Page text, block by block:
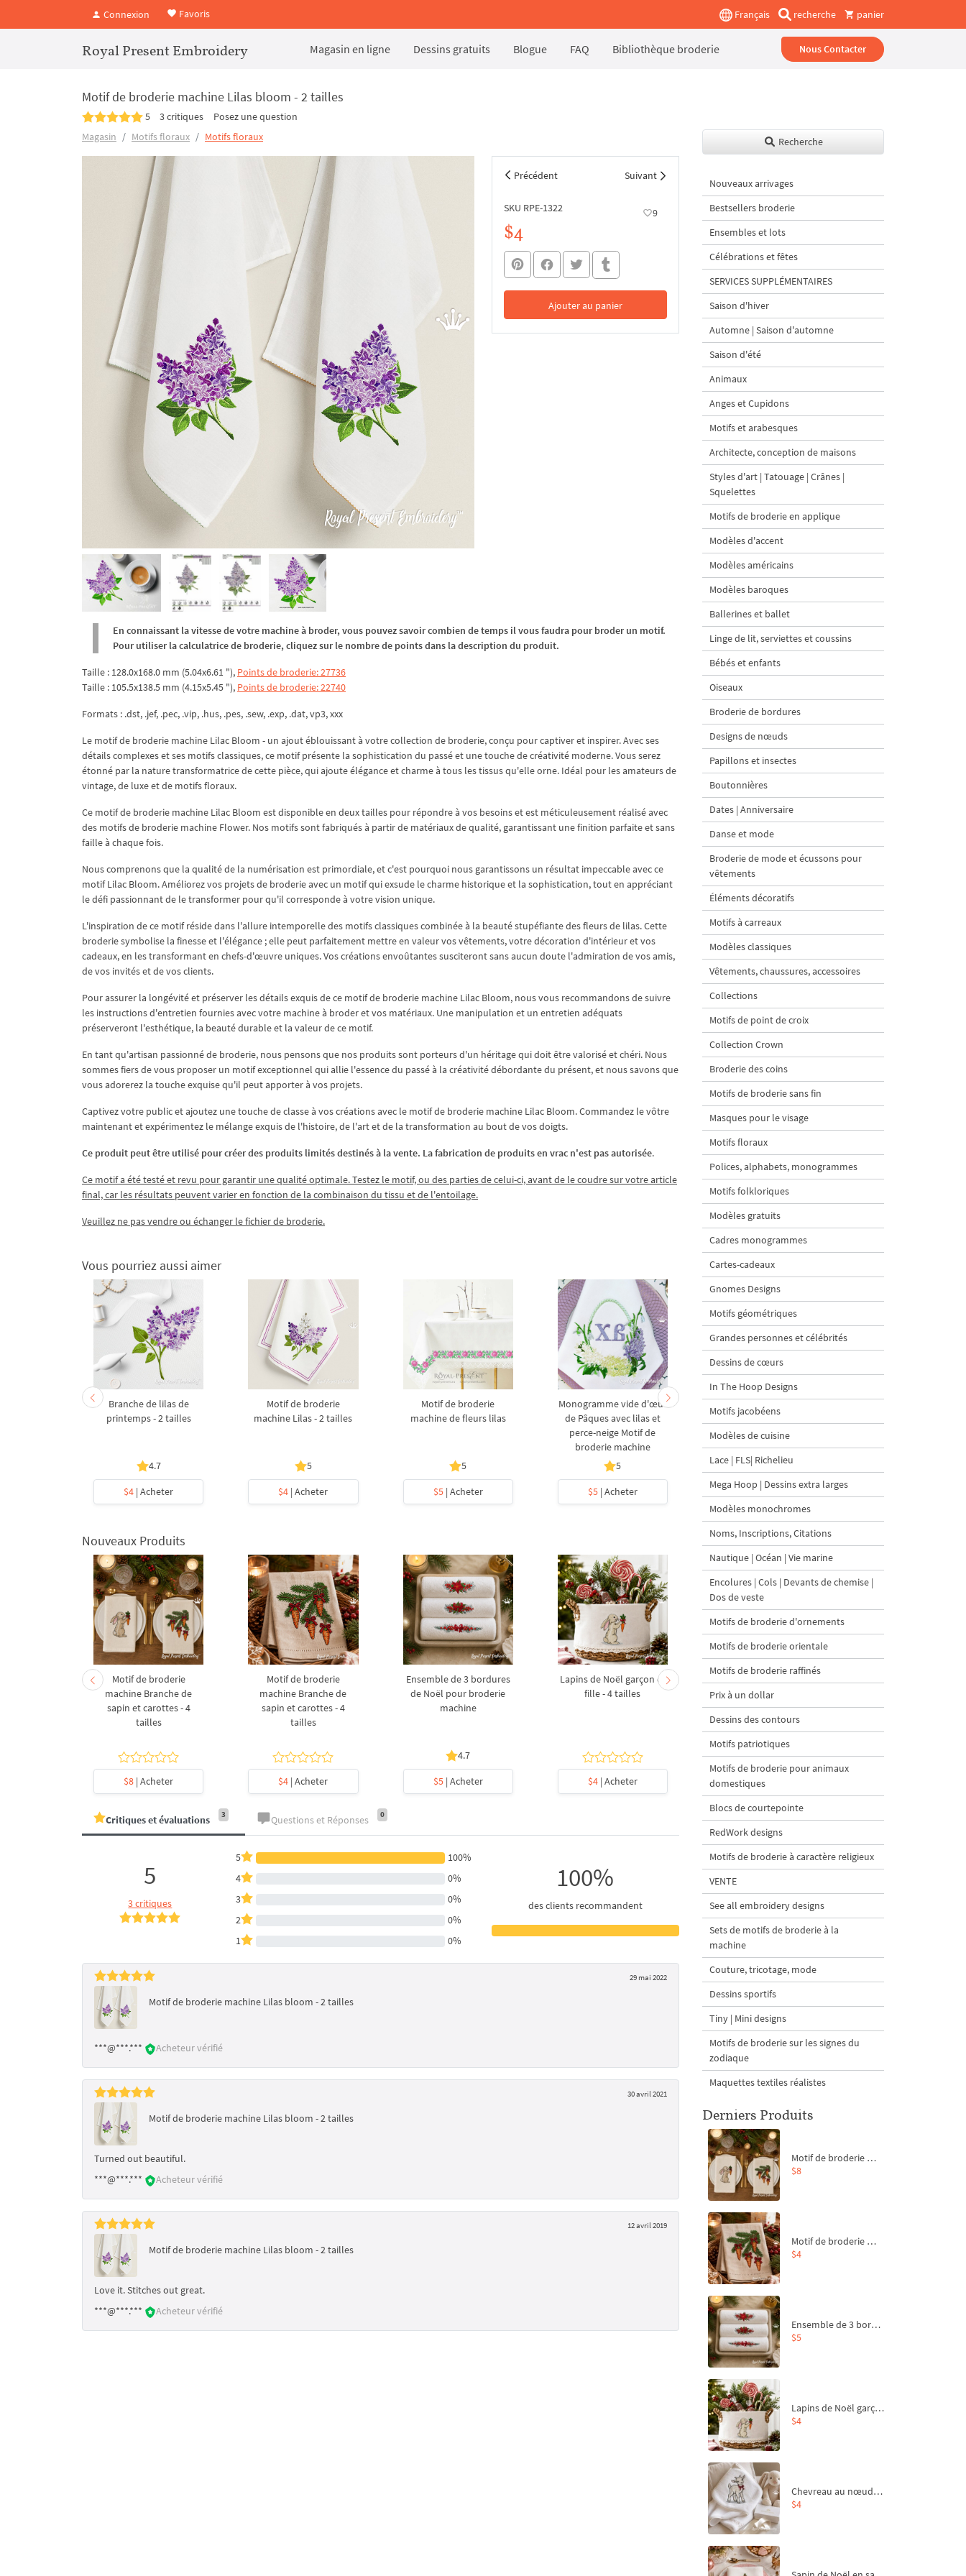
Connexion Favoris Français recherche panier
Royal Present Embroidery Magasin en ligne Dessins gratuits Blogue FAQ Bibliothèque broderie Nous Contacter
Motif de broderie machine Lilas bloom - 2 tailles
5 3 critiques
Posez une question
Magasin
Motifs floraux Motifs floraux
Précédent Suivant
SKU RPE-1322 9
$4
Ajouter au panier
Dans le panier
En connaissant la vitesse de votre machine à broder, vous pouvez savoir combien de temps il vous faudra pour broder un motif.
Pour utiliser la calculatrice de broderie, cliquez sur le nombre de points dans la description du produit.
Taille : 128.0x168.0 mm (5.04x6.61 "), Points de broderie: 27736
Taille : 105.5x138.5 mm (4.15x5.45 "), Points de broderie: 22740
Formats : .dst, .jef, .pec, .vip, .hus, .pes, .sew, .exp, .dat, vp3, xxx
Le motif de broderie machine Lilac Bloom - un ajout éblouissant à votre collection de broderie, conçu pour captiver et inspirer. Avec ses
détails complexes et ses motifs classiques, ce motif présente la sophistication du passé et une touche de créativité moderne. Vous serez
étonné par la nature transformatrice de cette pièce, qui ajoute élégance et charme à tous les tissus qu'elle orne. Idéal pour les amateurs de
vintage, de luxe et de motifs floraux.
Ce motif de broderie machine Lilac Bloom est disponible en deux tailles pour répondre à vos besoins et est méticuleusement réalisé avec
des motifs de broderie machine Flower. Nos motifs sont fabriqués à partir de matériaux de qualité, garantissant une finition parfaite et sans
faille à chaque fois.
Nous comprenons que la qualité de la numérisation est primordiale, et c'est pourquoi nous garantissons un résultat impeccable avec ce
motif Lilac Bloom. Améliorez vos projets de broderie avec un motif qui exsude le charme historique et la sophistication, tout en appréciant
le défi passionnant de le transformer pour qu'il corresponde à votre vision unique.
L'inspiration de ce motif réside dans l'allure intemporelle des motifs classiques combinée à la beauté stupéfiante des fleurs de lilas. Cette
broderie symbolise la finesse et l'élégance ; elle peut parfaitement mettre en valeur vos vêtements, votre décoration d'intérieur et vos
cadeaux, en les transformant en chefs-d'œuvre uniques. Vos créations envoûtantes susciteront sans aucun doute l'admiration de vos amis,
de vos invités et de vos clients.
Pour assurer la longévité et préserver les détails exquis de ce motif de broderie machine Lilac Bloom, nous vous recommandons de suivre
les instructions d'entretien fournies avec votre machine à broder et vos matériaux. Une manipulation et un entretien adéquats
préserveront l'esthétique, la beauté durable et la valeur de ce motif.
En tant qu'artisan passionné de broderie, nous pensons que nos produits sont porteurs d'un héritage qui doit être valorisé et chéri. Nous
sommes fiers de vous proposer un motif exceptionnel qui allie l'essence du passé à la créativité débordante du présent, et nous savons que
vous adorerez la touche exquise qu'il peut apporter à vos projets.
Captivez votre public et ajoutez une touche de classe à vos créations avec le motif de broderie machine Lilac Bloom. Commandez le vôtre
maintenant et expérimentez le mélange exquis de l'histoire, de l'art et de la transformation au bout de vos doigts.
Ce produit peut être utilisé pour créer des produits limités destinés à la vente. La fabrication de produits en vrac n'est pas autorisée.
Ce motif a été testé et revu pour garantir une qualité optimale. Testez le motif, ou des parties de celui-ci, avant de le coudre sur votre article
final, car les résultats peuvent varier en fonction de la combinaison du tissu et de l'entoilage.
Veuillez ne pas vendre ou échanger le fichier de broderie.
Vous pourriez aussi aimer
Branche de lilas de
printemps - 2 tailles
4.7
$4 | Acheter
Motif de broderie
machine Lilas - 2 tailles
5
$4 | Acheter
Motif de broderie
machine de fleurs lilas
5
$5| Acheter
Monogramme vide d'œuf
de Pâques avec lilas et
perce-neige Motif de
broderie machine
5
$5| Acheter
Motif de broderie
machine Branche de lilas
- 2 tailles
$4| Acheter
Nouveaux Produits
Motif de broderie
machine Branche de
sapin et carottes - 4
tailles
$8 | Acheter
Motif de broderie
machine Branche de
sapin et carottes - 4
tailles
$4 | Acheter
Ensemble de 3 bordures
de Noël pour broderie
machine
4.7
$5| Acheter
Lapins de Noël garçon et
fille - 4 tailles
$4| Acheter
– broderie machine, 4
tailles
$4| Acheter
broderie à la machine
Critiques et évaluations 3 Questions et Réponses 0
5
3 critiques
5
100%
4
0%
3
0%
2
0%
1
0%
100%
des clients recommandent
29 mai 2022
Motif de broderie machine Lilas bloom - 2 tailles
***@***.*** Acheteur vérifié
30 avril 2021
Motif de broderie machine Lilas bloom - 2 tailles
Turned out beautiful.
***@***.***
Acheteur vérifié
12 avril 2019
Motif de broderie machine Lilas bloom - 2 tailles
Love it. Stitches out great.
***@***.***
Acheteur vérifié
Recherche
Nouveaux arrivages
Bestsellers broderie
Ensembles et lots
Célébrations et fêtes
SERVICES SUPPLÉMENTAIRES
Saison d'hiver
Automne | Saison d'automne
Saison d'été
Animaux
Anges et Cupidons
Motifs et arabesques
Architecte, conception de maisons
Styles d'art | Tatouage | Crânes |
Squelettes
Motifs de broderie en applique
Modèles d'accent
Modèles américains
Modèles baroques
Ballerines et ballet
Linge de lit, serviettes et coussins
Bébés et enfants
Oiseaux
Broderie de bordures
Designs de nœuds
Papillons et insectes
Boutonnières
Dates | Anniversaire
Danse et mode
Broderie de mode et écussons pour
vêtements
Éléments décoratifs
Motifs à carreaux
Modèles classiques
Vêtements, chaussures, accessoires
Collections
Motifs de point de croix
Collection Crown
Broderie des coins
Motifs de broderie sans fin
Masques pour le visage
Motifs floraux
Polices, alphabets, monogrammes
Motifs folkloriques
Modèles gratuits
Cadres monogrammes
Cartes-cadeaux
Gnomes Designs
Motifs géométriques
Grandes personnes et célébrités
Dessins de cœurs
In The Hoop Designs
Motifs jacobéens
Modèles de cuisine
Lace | FLS| Richelieu
Mega Hoop | Dessins extra larges
Modèles monochromes
Noms, Inscriptions, Citations
Nautique | Océan | Vie marine
Encolures | Cols | Devants de chemise |
Dos de veste
Motifs de broderie d'ornements
Motifs de broderie orientale
Motifs de broderie raffinés
Prix à un dollar
Dessins des contours
Motifs patriotiques
Motifs de broderie pour animaux
domestiques
Blocs de courtepointe
RedWork designs
Motifs de broderie à caractère religieux
VENTE
See all embroidery designs
Sets de motifs de broderie à la
machine
Couture, tricotage, mode
Dessins sportifs
Tiny | Mini designs
Motifs de broderie sur les signes du
zodiaque
Maquettes textiles réalistes
Derniers Produits
Motif de broderie machine Branche de sapin et carottes - 4 tailles
$8
Motif de broderie machine Branche de sapin et carottes - 4 tailles
$4
Ensemble de 3 bordures de Noël pour broderie machine
$5
Lapins de Noël garçon et fille - 4 tailles
$4
Chevreau au nœud rouge – broderie machine, 4 tailles
$4